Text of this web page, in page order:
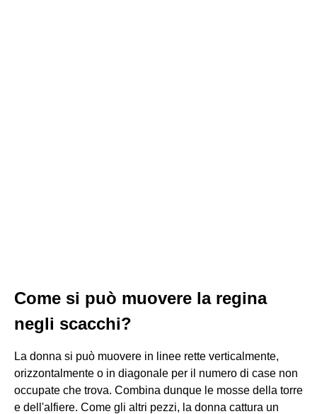
Come si può muovere la regina
negli scacchi?
La donna si può muovere in linee rette verticalmente,
orizzontalmente o in diagonale per il numero di case non
occupate che trova. Combina dunque le mosse della torre
e dell'alfiere. Come gli altri pezzi, la donna cattura un